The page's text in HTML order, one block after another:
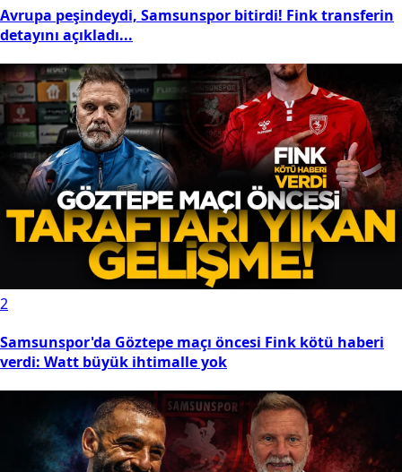
Avrupa peşindeydi, Samsunspor bitirdi! Fink transferin
detayını açıkladı...
2
Samsunspor'da Göztepe maçı öncesi Fink kötü haberi
verdi: Watt büyük ihtimalle yok